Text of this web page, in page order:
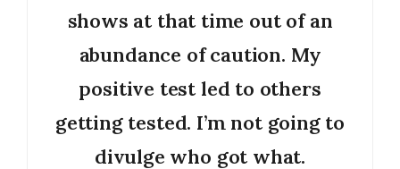
shows at that time out of an
abundance of caution. My
positive test led to others
getting tested. I’m not going to
divulge who got what.